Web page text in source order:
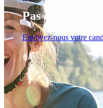
Pas de poste
Envoyez-nous votre